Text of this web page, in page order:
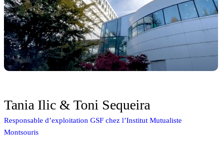
Tania Ilic & Toni Sequeira
Responsable d’exploitation GSF chez l’Institut Mutualiste
Montsouris